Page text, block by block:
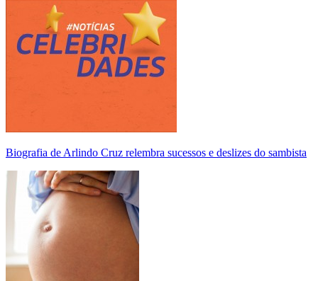
Biografia de Arlindo Cruz relembra sucessos e deslizes do sambista